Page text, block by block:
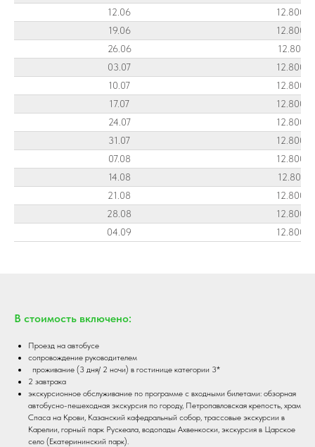
12.06
12.800
19.06
12.800
26.06
03.07
12.800
10.07
12.800
17.07
12.800
24.07
12.800
31.07
12.800
07.08
12.800
14.08
21.08
12.800
28.08
12.800
04.09
12.800
В стоимость включено:
Проезд на автобусе
сопровождение руководителем
проживание (3 дня/ 2 ночи) в гостинице категории 3*
2 завтрака
экскурсионное обслуживание по программе с входными билетами: обзорная
автобусно-пешеходная экскурсия по городу, Петропавловская крепость, храм
Спаса на Крови, Казанский кафедральный собор, трассовые экскурсии в
Карелии, горный парк Рускеала, водопады Ахвенкоски, экскурсия в Царское
село (Екатерининский парк).